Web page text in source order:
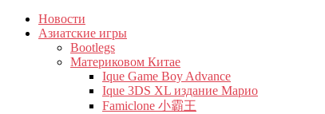
Новости
Азиатские игры
Bootlegs
Материковом Китае
Ique Game Boy Advance
Ique 3DS XL издание Марио
Famiclone 小霸王